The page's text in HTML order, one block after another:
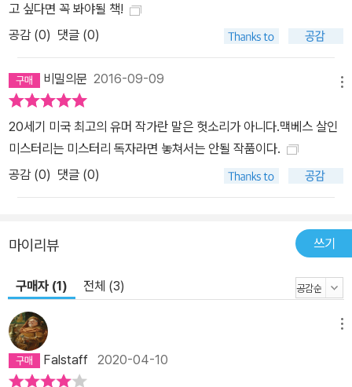
고 싶다면 꼭 봐야될 책!
공감 (0) 댓글 (0)
비밀의문 2016-09-09
20세기 미국 최고의 유머 작가란 말은 헛소리가 아니다.맥베스 살인
미스터리는 미스터리 독자라면 놓쳐서는 안될 작품이다.
공감 (0) 댓글 (0)
마이리뷰 쓰기
구매자 (1) 전체 (3)
Falstaff 2020-04-10